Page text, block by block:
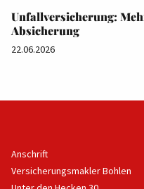
Unfallversicherung:
Absicherung
22.06.2026
Anschrift
Versicherungsmakler Bohlen